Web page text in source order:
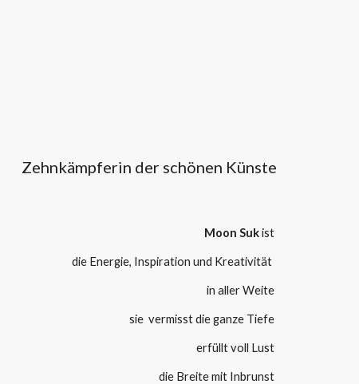
Zehnkämpferin der schönen Künste
Moon Sukist
die Energie, Inspiration und Kreativität
in aller Weite
sie vermisst die ganze Tiefe
erfüllt voll Lust
die Breite mit Inbrunst